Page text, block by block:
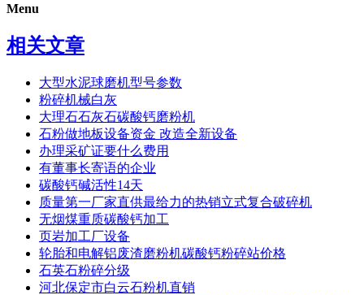
Menu
相关文章
大型水泥球磨机型号参数
粉碎机械白灰
大理石石灰石碳酸钙磨粉机
石粉做地板设备资金 改造全新设备
办理采矿证要什么费用
有董事长寄语的企业
碳酸钙碱活性14天
质量第一厂家直供最给力的热销立式复合破碎机
无烟煤重质碳酸钙加工
页岩加工厂设备
轮胎和电解铝废渣磨粉机碳酸钙粉碎站价格
石英石粉碎分级
河北保定市白云石粉机直销